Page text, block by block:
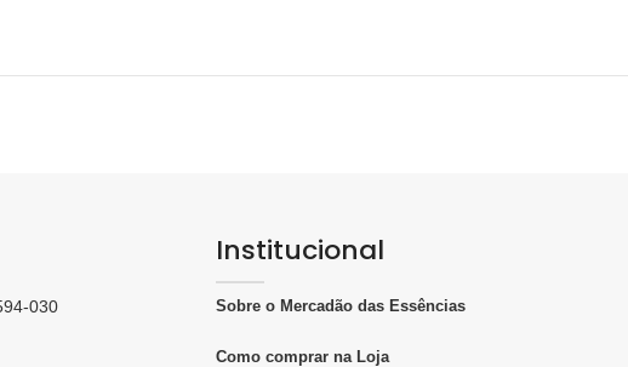
030
Institucional
Sobre o Mercadão das Essências
Como comprar na Loja